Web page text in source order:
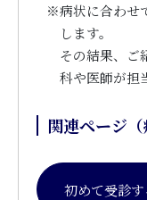
※病状に合わせ
します。
その結果、ご
科や医師が担
関連ページ（
初めて受診す